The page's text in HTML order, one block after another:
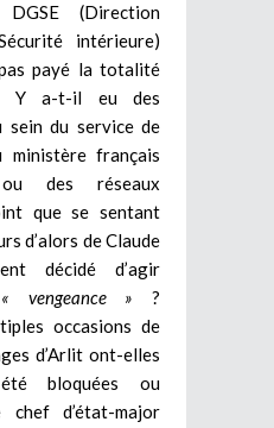
(Direction
intérieure)
payé la totalité
Y a-t-il eu des
sein du service de
ministère français
des réseaux
que se sentant
d’alors de Claude
décidé d’agir
« vengeance »?
occasions de
d’Arlit ont-elles
bloquées ou
d’état-major